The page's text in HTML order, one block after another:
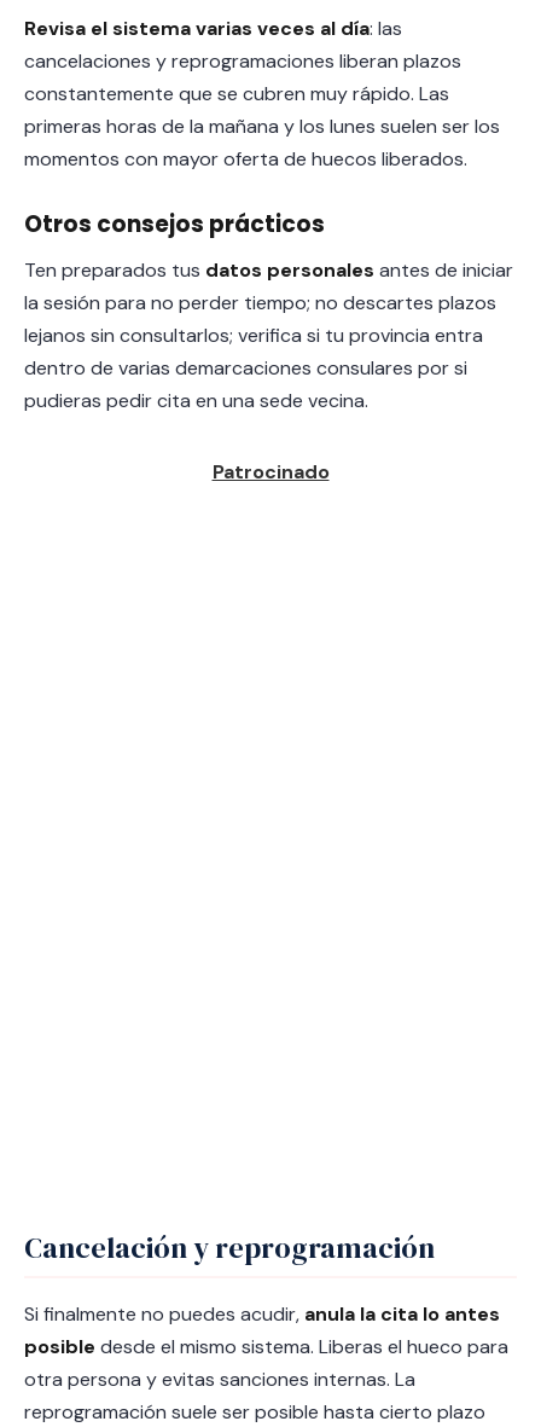
Revisa el sistema varias veces al día: las
cancelaciones y reprogramaciones liberan plazos
constantemente que se cubren muy rápido. Las
primeras horas de la mañana y los lunes suelen ser los
momentos con mayor oferta de huecos liberados.
Otros consejos prácticos
Ten preparados tus datos personales antes de iniciar
la sesión para no perder tiempo; no descartes plazos
lejanos sin consultarlos; verifica si tu provincia entra
dentro de varias demarcaciones consulares por si
pudieras pedir cita en una sede vecina.
Cancelación y reprogramación
Si finalmente no puedes acudir, anula la cita lo antes
posible desde el mismo sistema. Liberas el hueco para
otra persona y evitas sanciones internas. La
reprogramación suele ser posible hasta cierto plazo